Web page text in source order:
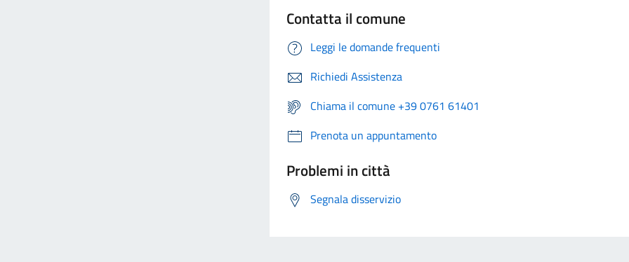
Contatta il comune
Leggi le domande frequenti
Richiedi Assistenza
Chiama il comune +39 0761 61401
Prenota un appuntamento
Problemi in città
Segnala disservizio